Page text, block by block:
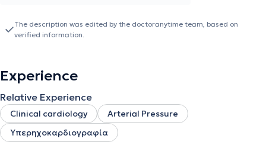
Hospital "Agioi Anargyroi" and in Cardiology at the Cardiology
Clinic of the Nursing Institution of the Army Pension Fund (NIMTS).
of the Ultrasound Department.
The description was edited by the doctoranytime team, based on
verified information.
Experience
Relative Experience
Clinical cardiology
Arterial Pressure
Υπερηχοκαρδιογραφία